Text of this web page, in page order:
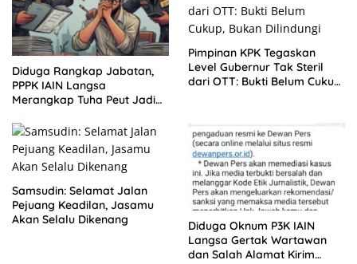
Diduga Rangkap Jabatan,
PPPK IAIN Langsa
Merangkap Tuha Peut Jadi
Pimpinan KPK Tegaskan
Level Gubernur Tak Steril
dari OTT: Bukti Belum Cukup,
Samsudin: Selamat Jalan
Pejuang Keadilan, Jasamu
Akan Selalu Dikenang
Diduga Oknum P3K IAIN
Langsa Gertak Wartawan
dan Salah Alamat Kirim